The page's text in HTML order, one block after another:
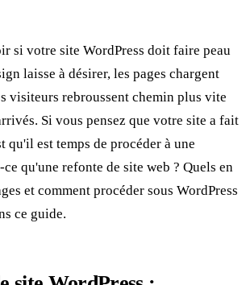
si votre site WordPress doit faire peau
laisse à désirer, les pages chargent
visiteurs rebroussent chemin plus vite
Si vous pensez que votre site a fait
qu'il est temps de procéder à une
qu'une refonte de site web ? Quels en
et comment procéder sous WordPress
ce guide.